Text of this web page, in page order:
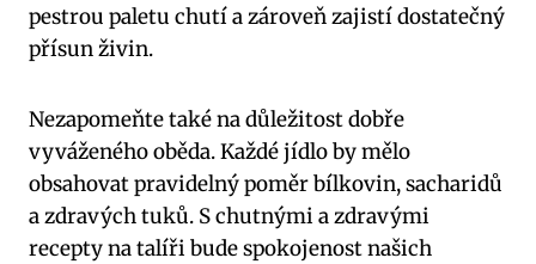
pestrou⁢ paletu​ chutí⁣ a zároveň zajistí ‍dostatečný
přísun ​živin.
Nezapomeňte také na důležitost dobře
vyváženého oběda.​ Každé ⁤jídlo by⁤ mělo
obsahovat pravidelný poměr bílkovin, sacharidů
a⁤ zdravých tuků. S‌ chutnými a zdravými‍
recepty⁢ na‍ talíři bude spokojenost našich